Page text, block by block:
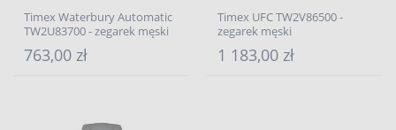
Timex Waterbury Automatic
TW2U83700 - zegarek męski
763,00 zł
Timex UFC TW2V86500 -
zegarek męski
1 183,00 zł